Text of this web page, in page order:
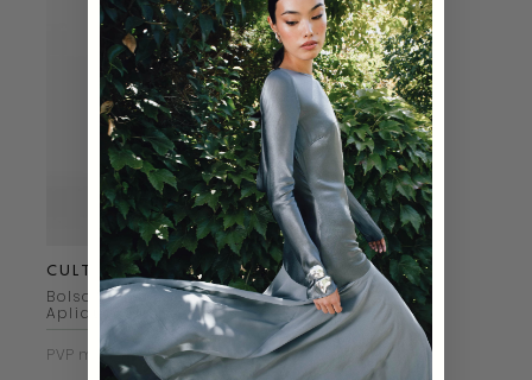
CULT GAIA
Bolso Sienna con
Apliques Dorado
PVP marca 458€